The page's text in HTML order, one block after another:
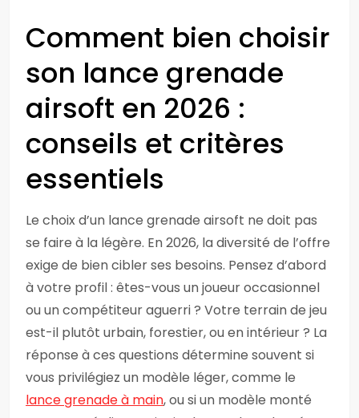
Comment bien choisir
son lance grenade
airsoft en 2026 :
conseils et critères
essentiels
Le choix d’un lance grenade airsoft ne doit pas
se faire à la légère. En 2026, la diversité de l’offre
exige de bien cibler ses besoins. Pensez d’abord
à votre profil : êtes-vous un joueur occasionnel
ou un compétiteur aguerri ? Votre terrain de jeu
est-il plutôt urbain, forestier, ou en intérieur ? La
réponse à ces questions détermine souvent si
vous privilégiez un modèle léger, comme le
lance grenade à main, ou si un modèle monté